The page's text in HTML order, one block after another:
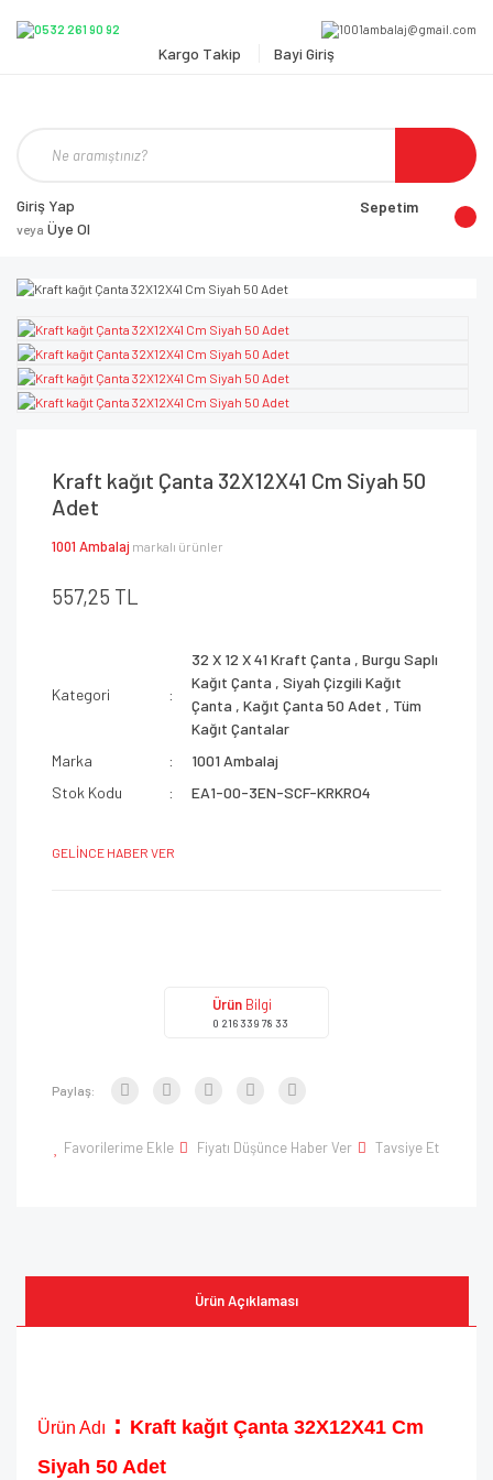
Kargo Takip Bayi Giriş
Giriş Yap
veya Üye Ol
Sepetim
Kraft kağıt Çanta 32X12X41 Cm Siyah 50
Adet
1001 Ambalaj markalı ürünler
557,25 TL
Kategori
32 X 12 X 41 Kraft Çanta ,Burgu Saplı
Kağıt Çanta ,Siyah Çizgili Kağıt
Çanta ,Kağıt Çanta 50 Adet , Tüm
Kağıt Çantalar
Marka
1001 Ambalaj
Stok Kodu
EA1-00-3EN-SCF-KRKRO4
GELİNCE HABER VER
Ürün Bilgi
0 216 339 78 33
Paylaş:
Favorilerime Ekle Fiyatı Düşünce Haber Ver Tavsiye Et
Ürün Açıklaması
Ürün Adı : Kraft kağıt Çanta 32X12X41 Cm
Siyah 50 Adet